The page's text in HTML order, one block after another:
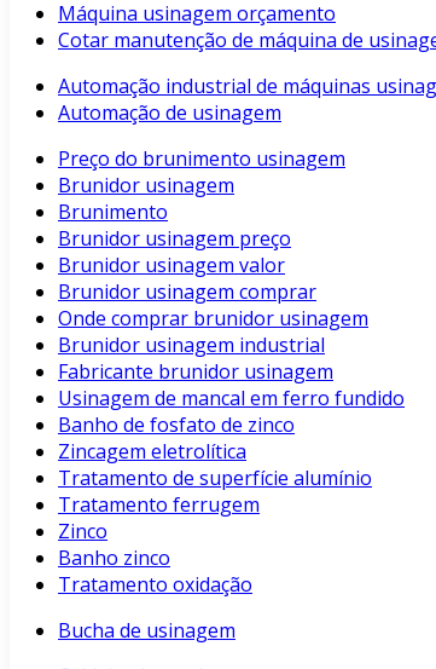
Máquina usinagem orçamento
Cotar manutenção de máquina de
Automação industrial de máquinas
Automação de usinagem
Preço do brunimento usinagem
Brunidor usinagem
Brunimento
Brunidor usinagem preço
Brunidor usinagem valor
Brunidor usinagem comprar
Onde comprar brunidor usinagem
Brunidor usinagem industrial
Fabricante brunidor usinagem
Usinagem de mancal em ferro fundido
Banho de fosfato de zinco
Zincagem eletrolítica
Tratamento de superfície alumínio
Tratamento ferrugem
Zinco
Banho zinco
Tratamento oxidação
Bucha de usinagem